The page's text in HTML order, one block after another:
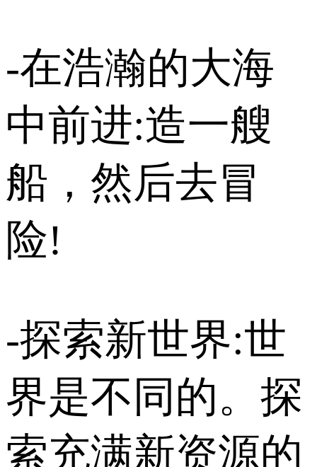
-在浩瀚的大海
中前进:造一艘
船，然后去冒
险!
-探索新世界:世
界是不同的。探
索充满新资源的